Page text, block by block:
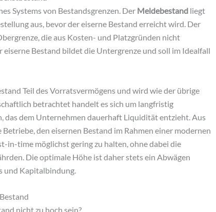
Systems von Bestandsgrenzen. Der Meldebestandliegt
aus, bevor der eiserne Bestand erreicht wird. Der
die aus Kosten- und Platzgründen nicht
Bestand bildet die Untergrenze und soll im Idealfall
Teil des Vorratsvermögens und wird wie der übrige
betrachtet handelt es sich um langfristig
das dem Unternehmen dauerhaft Liquidität entzieht. Aus
den eisernen Bestand im Rahmen einer modernen
in-time möglichst gering zu halten, ohne dabei die
Die optimale Höhe ist daher stets ein Abwägen
und Kapitalbindung.
nicht zu hoch sein?